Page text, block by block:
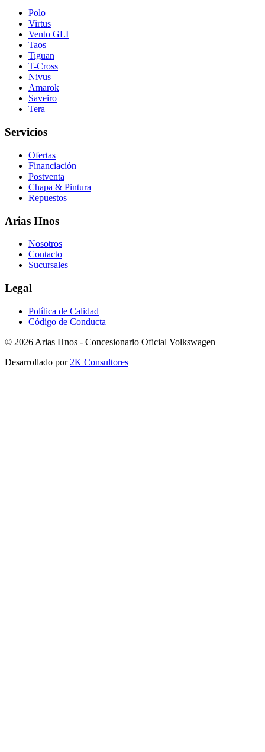
Polo
Virtus
Vento GLI
Taos
Tiguan
T-Cross
Nivus
Amarok
Saveiro
Tera
Servicios
Ofertas
Financiación
Postventa
Chapa & Pintura
Repuestos
Arias Hnos
Nosotros
Contacto
Sucursales
Legal
Política de Calidad
Código de Conducta
© 2026 Arias Hnos - Concesionario Oficial Volkswagen
Desarrollado por 2K Consultores